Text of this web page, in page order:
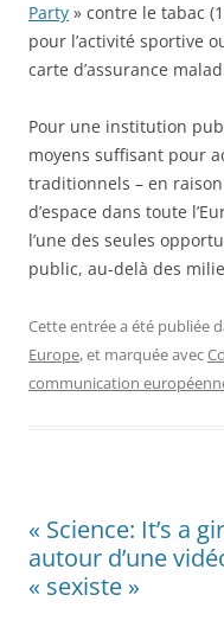
Party » contre le tabac
pour l’activité sportive
carte d’assurance
Pour une institution
moyens suffisant pour
traditionnels – en
d’espace dans toute
l’une des seules
public, au-delà des
Cette entrée a été publiée
Europe, et marquée avec
communication
« Science: It’s a
autour d’une
« sexiste »